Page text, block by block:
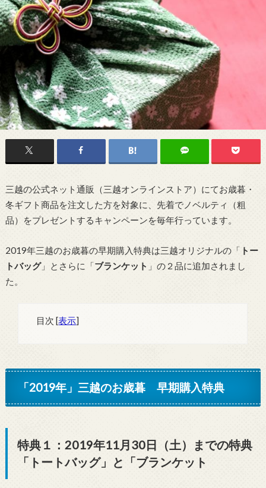
三越の公式ネット通販（三越オンラインストア）にてお歳暮・
冬ギフト商品を注文した方を対象に、先着でノベルティ（粗
品）をプレゼントするキャンペーンを毎年行っています。
2019年三越のお歳暮の早期購入特典は三越オリジナルの「 トー
トバッグ」とさらに「ブランケット 」の２品に追加されまし
た。
目次 [表示]
「2019年」三越のお歳暮 早期購入特典
特典１：2019年11月30日（土）までの特典
「トートバッグ」と「ブランケット